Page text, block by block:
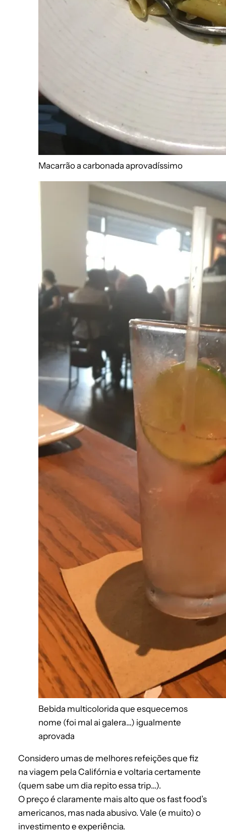
Macarrão a carbonada aprovadíssimo
Bebida multicolorida que esquecemos
nome (foi mal ai galera…) igualmente
aprovada
Considero umas de melhores refeições que fiz
na viagem pela Califórnia e voltaria certamente
(quem sabe um dia repito essa trip…).
O preço é claramente mais alto que os fast food’s
americanos, mas nada abusivo. Vale (e muito) o
investimento e experiência.